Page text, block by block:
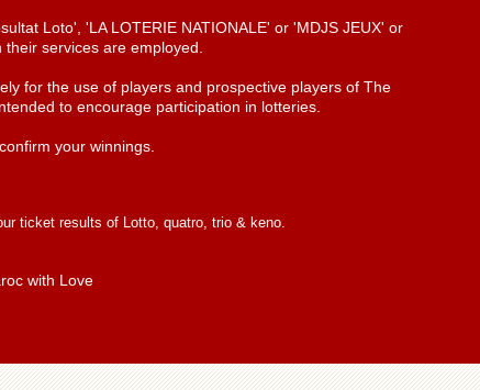
Loto', 'LA LOTERIE NATIONALE' or 'MDJS JEUX' or
services are employed.
for the use of players and prospective players of The
to encourage participation in lotteries.
your winnings.
ticket results of Lotto, quatro, trio & keno.
with Love